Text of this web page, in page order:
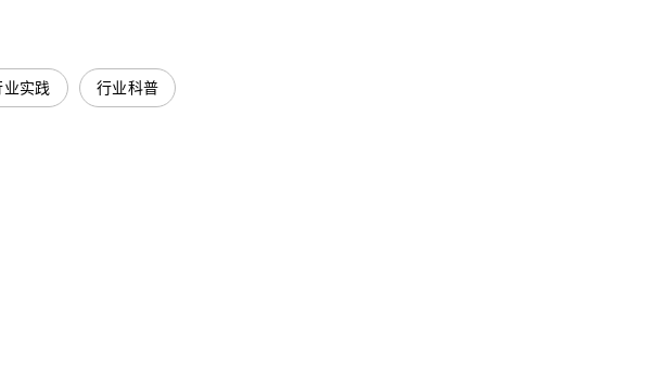
业实践 行业科普